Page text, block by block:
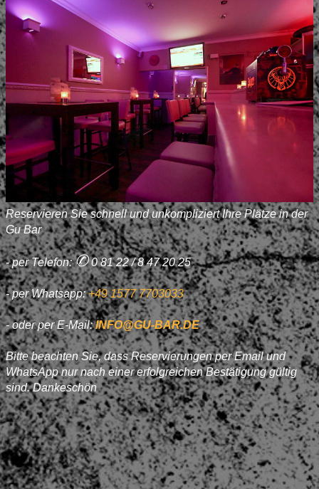
Reservieren Sie schnell und unkompliziert Ihre Plätze in der
Gu Bar
- per Telefon:✆0 81 22 / 8 47 20 25
- per Whatsapp:+49 1577 7703033
- oder per E-Mail:INFO@GU-BAR.DE
Bitte beachten Sie, dass Reservierungen per Email und
WhatsApp nur nach einer erfolgreichen Bestätigung gültig
sind. Dankeschön